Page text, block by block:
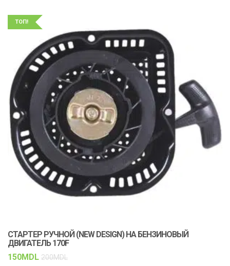
ТОП!
СТАРТЕР РУЧНОЙ (NEW DESIGN) НА БЕНЗИНОВЫЙ
ДВИГАТЕЛЬ 170F
150MDL 200MDL